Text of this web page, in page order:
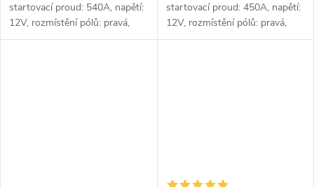
startovací proud: 540A, napětí:
12V, rozmístění pólů: pravá,
rozměry: 242 x 175 x 175,
startovací proud: 450A, napětí:
12V, rozmístění pólů: pravá,
rozměry: 207 x 175 x 190,